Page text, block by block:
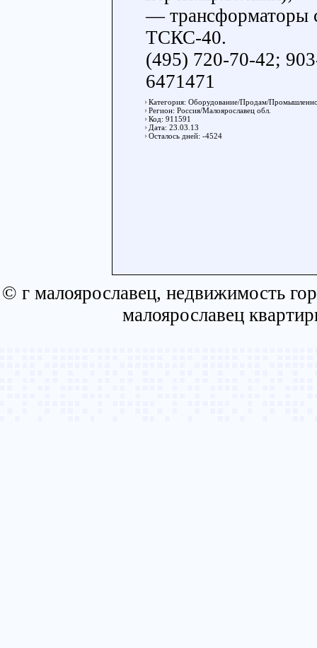
— трансформаторы
ТСКС-40.
(495) 720-70-42;
6471471
Категория: Оборудование/Продам/
Регион: Россия/Малоярославец обл.
Код: 911591
Дата: 23.03.13
Осталось дней: -4524
© г малоярославец, недвижимость
малоярославец